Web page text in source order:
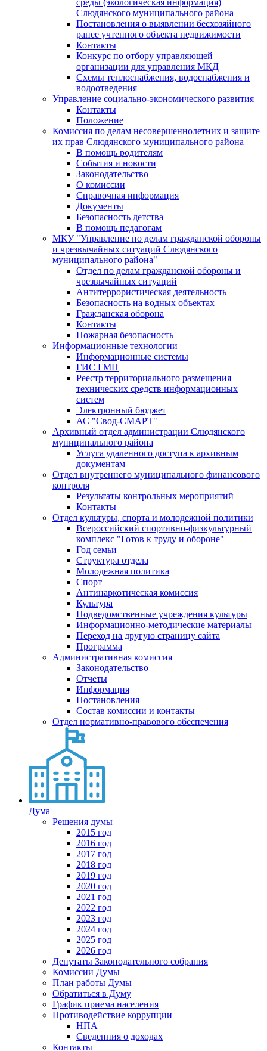
среды (экологическая информация)
Слюдянского муниципального района
Постановления о выявлении бесхозяйного
ранее учтенного объекта недвижимости
Контакты
Конкурс по отбору управляющей
организации для управления МКД
Схемы теплоснабжения, водоснабжения и
водоотведения
Управление социально-экономического развития
Контакты
Положение
Комиссия по делам несовершеннолетних и защите
их прав Слюдянского муниципального района
В помощь родителям
События и новости
Законодательство
О комиссии
Справочная информация
Документы
Безопасность детства
В помощь педагогам
МКУ "Управление по делам гражданской обороны
и чрезвычайных ситуаций Слюдянского
муниципального района"
Отдел по делам гражданской обороны и
чрезвычайных ситуаций
Антитеррористическая деятельность
Безопасность на водных объектах
Гражданская оборона
Контакты
Пожарная безопасность
Информационные технологии
Информационные системы
ГИС ГМП
Реестр территориального размещения
технических средств информационных
систем
Электронный бюджет
АС "Свод-СМАРТ"
Архивный отдел администрации Слюдянского
муниципального района
Услуга удаленного доступа к архивным
документам
Отдел внутреннего муниципального финансового
контроля
Результаты контрольных мероприятий
Контакты
Отдел культуры, спорта и молодежной политики
Всероссийский спортивно-физкультурный
комплекс "Готов к труду и обороне"
Год семьи
Структура отдела
Молодежная политика
Спорт
Антинаркотическая комиссия
Культура
Подведомственные учреждения культуры
Информационно-методические материалы
Переход на другую страницу сайта
Программа
Административная комиссия
Законодательство
Отчеты
Информация
Постановления
Состав комиссии и контакты
Отдел нормативно-правового обеспечения
Дума
Решения думы
2015 год
2016 год
2017 год
2018 год
2019 год
2020 год
2021 год
2022 год
2023 год
2024 год
2025 год
2026 год
Депутаты Законодательного собрания
Комиссии Думы
План работы Думы
Обратиться в Думу
График приема населения
Противодействие коррупции
НПА
Сведенния о доходах
Контакты